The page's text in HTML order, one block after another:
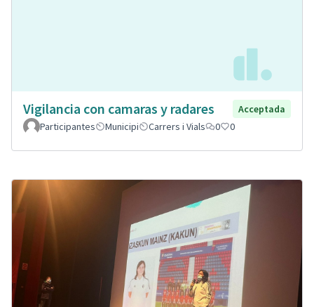
Vigilancia con camaras y radares
Acceptada
Participantes
Municipi Carrers i Vials 0 0